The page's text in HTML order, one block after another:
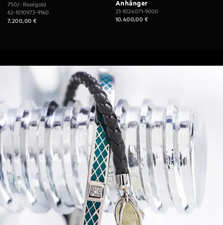
750/- Roségold
62-1010973-9160
7.200,00 €
Anhänger
21-1024071-9000
10.400,00 €